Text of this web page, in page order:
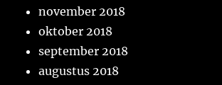
november 2018
oktober 2018
september 2018
augustus 2018